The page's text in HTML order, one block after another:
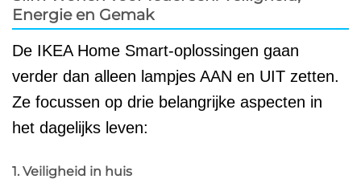
Energie en Gemak
De IKEA Home Smart-oplossingen gaan
verder dan alleen lampjes AAN en UIT zetten.
Ze focussen op drie belangrijke aspecten in
het dagelijks leven:
1. Veiligheid in huis